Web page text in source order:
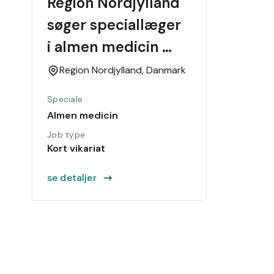
søger speciallæger
i almen medicin
eller erfaren B-aut
Hurup
Region Nordjylland,Danmark
Speciale
Almen medicin
Job type
Kort vikariat
se detaljer